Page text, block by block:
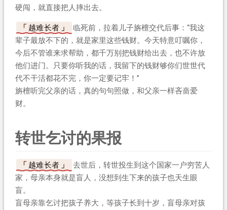
硬闯，就直接把人摔出去。
越难长者
临死前，拉着儿子旃檀交代后事：“我这
辈子最放不下的，就是家里这些钱财。今天特意叮嘱你，
今后不管谁来求帮助，都千万别把钱财给出去，也不许放
他们进门。只要你听我的话，我留下的钱财够你们世世代
代不干活都花不完，你一定要记牢！”
旃檀听完父亲的话，真的句句照做，和父亲一样吝啬爱
财。
转世乞讨的果报
越难长者
去世后，转世投生到这个国家一户穷苦人
家，母亲本身就是盲人，没想到生下来的孩子也天生眼
盲。
盲母亲靠乞讨把孩子养大，等孩子长到十岁，盲母亲对孩